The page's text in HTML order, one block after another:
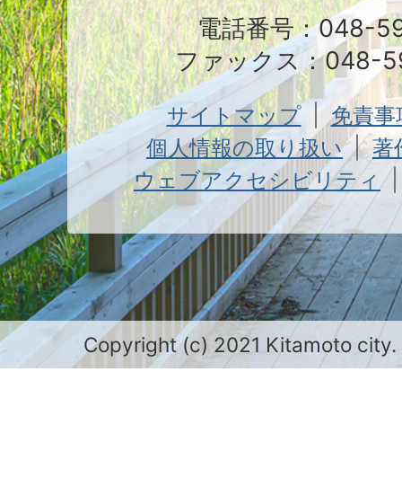
電話番号：048-
ファックス：048-
サイトマップ
免責
個人情報の取り扱い
著
ウェブアクセシビリティ
Copyright (c) 2021 Kitamoto city.